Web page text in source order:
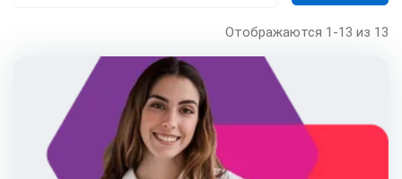
Отображаются 1-13 из 13